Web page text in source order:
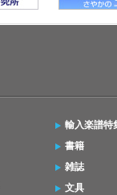
輸入楽譜特
書籍
雑誌
文具